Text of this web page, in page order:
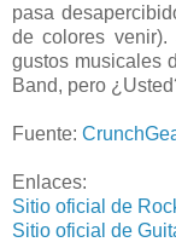
pasa
de colores
gustos musicales
Band, pero
Fuente:
Enlaces:
Sitio oficial de
Sitio oficial de